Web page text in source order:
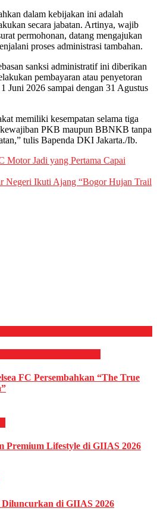
dalam kebijakan ini adalah
secara jabatan. Artinya, wajib
permohonan, datang mengajukan
proses administrasi tambahan.
sanksi administratif ini diberikan
pembayaran atau penyetoran
Juni 2026 sampai dengan 31 Agustus
memiliki kesempatan selama tiga
PKB maupun BBNKB tanpa
tulis Bapenda DKI Jakarta./Ib.
Motor Jadi yang Pertama Capai
Negeri Ikuti Ajang “Bogor Hujan Trail
FC Persembahkan “The True
Premium Lifestyle di GIIAS 2026
di GIIAS 2026